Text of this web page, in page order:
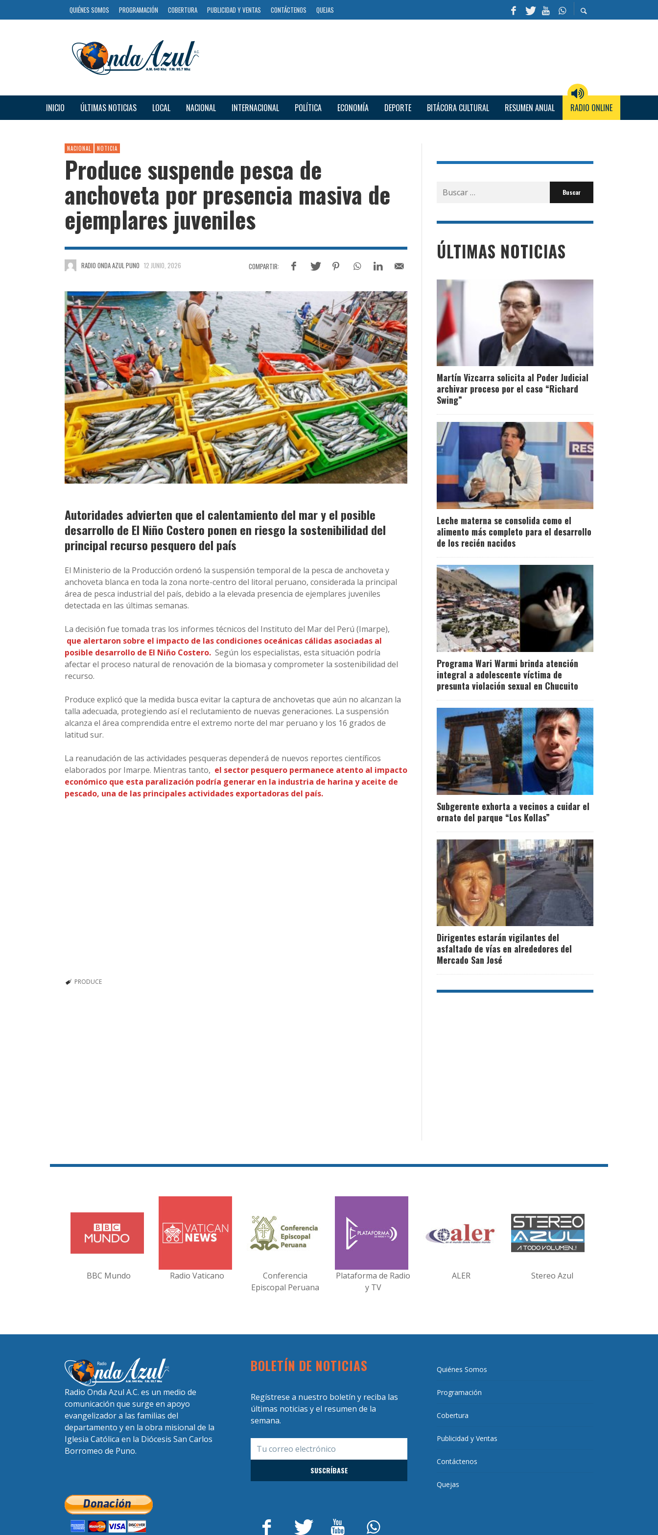
QUIÉNES SOMOS PROGRAMACIÓN COBERTURA PUBLICIDAD Y VENTAS CONTÁCTENOS QUEJAS
INICIO ÚLTIMAS NOTICIAS LOCAL NACIONAL INTERNACIONAL POLÍTICA ECONOMÍA DEPORTE BITÁCORA CULTURAL RESUMEN ANUAL RADIO ONLINE
NACIONAL NOTICIA
Produce suspende pesca de
anchoveta por presencia masiva de
ejemplares juveniles
RADIO ONDA AZUL PUNO 12 JUNIO, 2026
Autoridades advierten que el calentamiento del mar y el posible
desarrollo de El Niño Costero ponen en riesgo la sostenibilidad del
principal recurso pesquero del país
El Ministerio de la Producción ordenó la suspensión temporal de la pesca de anchoveta y
anchoveta blanca en toda la zona norte-centro del litoral peruano, considerada la principal
área de pesca industrial del país, debido a la elevada presencia de ejemplares juveniles
detectada en las últimas semanas.
La decisión fue tomada tras los informes técnicos del Instituto del Mar del Perú (Imarpe),
que alertaron sobre el impacto de las condiciones oceánicas cálidas asociadas al
posible desarrollo de El Niño Costero. Según los especialistas, esta situación podría
afectar el proceso natural de renovación de la biomasa y comprometer la sostenibilidad del
recurso.
Produce explicó que la medida busca evitar la captura de anchovetas que aún no alcanzan la
talla adecuada, protegiendo así el reclutamiento de nuevas generaciones. La suspensión
alcanza el área comprendida entre el extremo norte del mar peruano y los 16 grados de
latitud sur.
La reanudación de las actividades pesqueras dependerá de nuevos reportes científicos
elaborados por Imarpe. Mientras tanto, el sector pesquero permanece atento al impacto
económico que esta paralización podría generar en la industria de harina y aceite de
pescado, una de las principales actividades exportadoras del país.
PRODUCE
Buscar
por:
ÚLTIMAS NOTICIAS
Martín Vizcarra solicita al Poder Judicial
archivar proceso por el caso “Richard
Swing”
Leche materna se consolida como el
alimento más completo para el desarrollo
de los recién nacidos
Programa Wari Warmi brinda atención
integral a adolescente víctima de
presunta violación sexual en Chucuito
Subgerente exhorta a vecinos a cuidar el
ornato del parque “Los Kollas”
Dirigentes estarán vigilantes del
asfaltado de vías en alrededores del
Mercado San José
BBC Mundo Radio Vaticano
Conferencia
Episcopal Peruana
Plataforma de Radio
y TV
ALER Stereo Azul
Radio Onda Azul A.C. es un medio de
comunicación que surge en apoyo
evangelizador a las familias del
departamento y en la obra misional de la
Iglesia Católica en la Diócesis San Carlos
Borromeo de Puno.
BOLETÍN DE NOTICIAS
Regístrese a nuestro boletín y reciba las
últimas noticias y el resumen de la
semana.
Quiénes Somos
Programación
Cobertura
Publicidad y Ventas
Contáctenos
Quejas